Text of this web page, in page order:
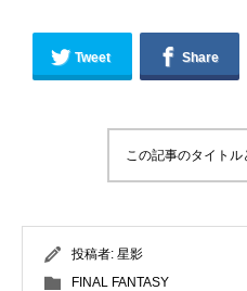
Tweet Share
この記事のタイト
投稿者: 星影
FINAL FANTASY